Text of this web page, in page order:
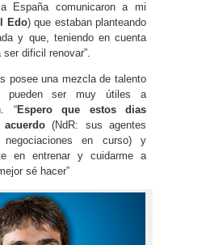
España comunicaron a mi
Edo) que estaban planteando
y que, teniendo en cuenta
dificil renovar”.
posee una mezcla de talento
pueden ser muy útiles a
“Espero que estos dias
(NdR: sus agentes
en curso) y
en entrenar y cuidarme a
sé hacer”